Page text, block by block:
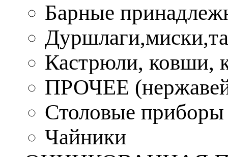
Барные
Кастрюли, ковши,
ПРОЧЕЕ
Столовые приборы
Чайники